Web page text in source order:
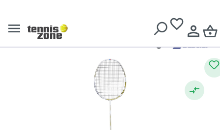
Rachetă de badminton
Babolat Jetstream 74 Strung